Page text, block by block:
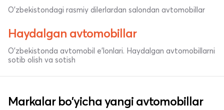
O'zbekistondagi rasmiy dilerlardan salondan avtomobillar
Haydalgan avtomobillar
O'zbekistonda avtomobil e’lonlari. Haydalgan avtomobillarni
sotib olish va sotish
Markalar bo'yicha yangi avtomobillar